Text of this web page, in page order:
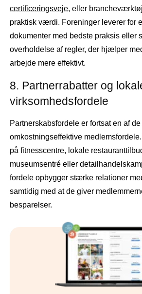
certificeringsveje, eller
praktisk værdi. Foreninger leverer for
dokumenter med bedste praksis eller
overholdelse af regler, der hjælper
arbejde mere effektivt.
8. Partnerrabatter og
virksomhedsfordele
Partnerskabsfordele er fortsat en af
omkostningseffektive
på fitnesscentre, lokale
museumsentré eller
fordele opbygger stærke relationer
samtidig med at de giver
besparelser.